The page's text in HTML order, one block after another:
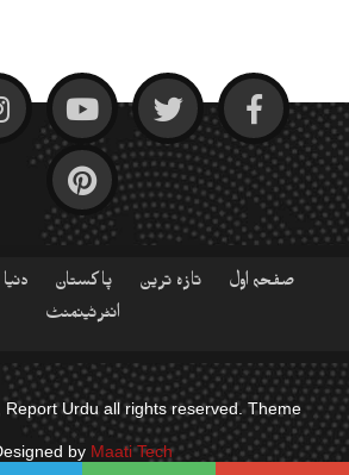
صفحہ اول تازہ ترین پاکستان دنیا
انٹرٹینمنٹ
Urdu all rights reserved. Theme
by Maati Tech